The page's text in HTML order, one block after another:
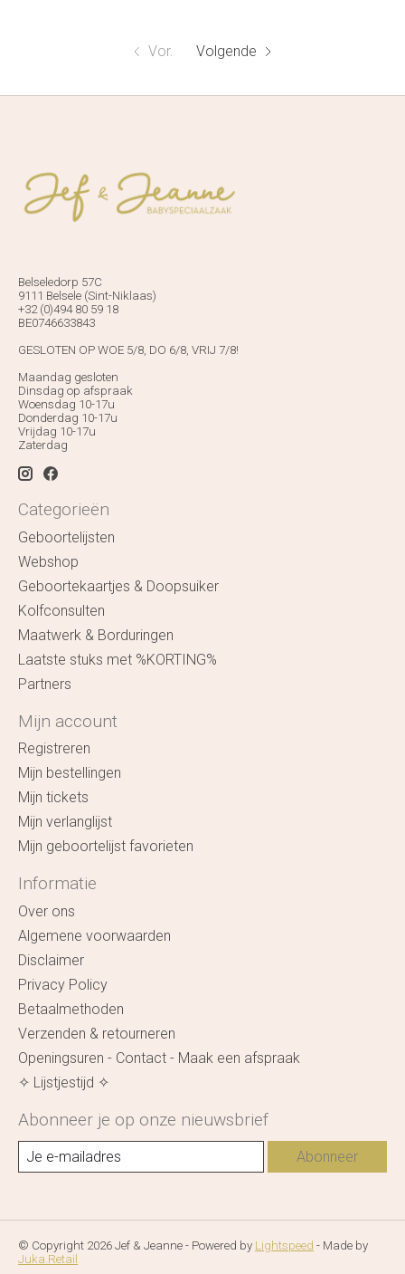
Vor. Volgende
Belseledorp 57C
9111 Belsele (Sint-Niklaas)
+32 (0)494 80 59 18
BE0746633843
GESLOTEN OP WOE 5/8, DO 6/8, VRIJ 7/8!
Maandag gesloten
Dinsdag op afspraak
Woensdag 10-17u
Donderdag 10-17u
Vrijdag 10-17u
Zaterdag
Categorieën
Geboortelijsten
Webshop
Geboortekaartjes & Doopsuiker
Kolfconsulten
Maatwerk & Borduringen
Laatste stuks met %KORTING%
Partners
Mijn account
Registreren
Mijn bestellingen
Mijn tickets
Mijn verlanglijst
Mijn geboortelijst favorieten
Informatie
Over ons
Algemene voorwaarden
Disclaimer
Privacy Policy
Betaalmethoden
Verzenden & retourneren
Openingsuren - Contact - Maak een afspraak
✧ Lijstjestijd ✧
Abonneer je op onze nieuwsbrief
Abonneer
© Copyright 2026 Jef & Jeanne - Powered by Lightspeed - Made by
Juka.Retail